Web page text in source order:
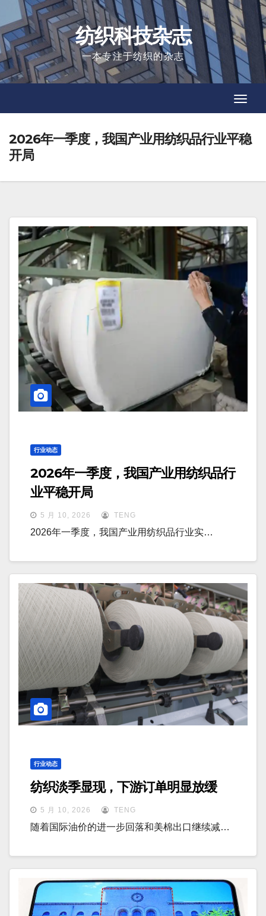
to
content
纺织科技杂志
一本专注于纺织的杂志
2026年一季度，我国产业用纺织品行业平稳
开局
行业动态
2026年一季度，我国产业用纺织品行
业平稳开局
5 月 10, 2026 TENG
2026年一季度，我国产业用纺织品行业实…
行业动态
纺织淡季显现，下游订单明显放缓
5 月 10, 2026 TENG
随着国际油价的进一步回落和美棉出口继续减…